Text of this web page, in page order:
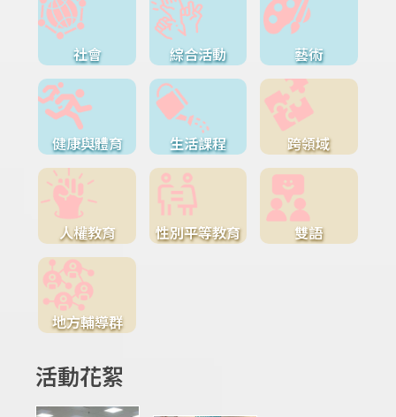
社會 綜合活動 藝術
健康與體育 生活課程 跨領域
人權教育 性別平等教育 雙語
地方輔導群
活動花絮